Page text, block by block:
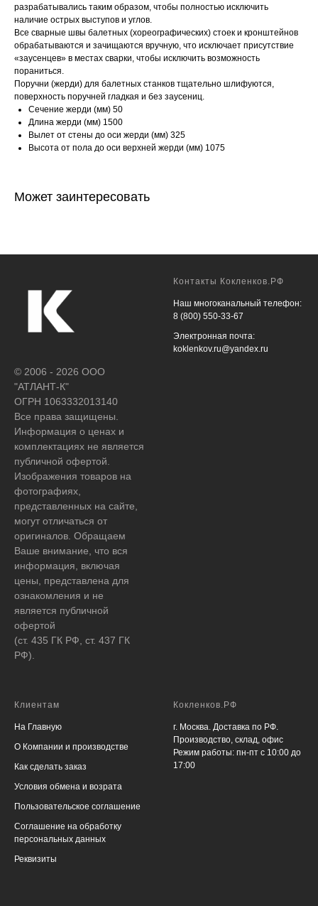
разрабатывались таким образом, чтобы полностью исключить
наличие острых выступов и углов.
Все сварные швы балетных (хореографических) стоек и кронштейнов
обрабатываются и зачищаются вручную, что исключает присутствие
«заусенцев» в местах сварки, чтобы исключить возможность
пораниться.
Поручни (жерди) для балетных станков тщательно шлифуются,
поверхность поручней гладкая и без заусениц.
Сечение жерди (мм) 50
Длина жерди (мм) 1500
Вылет от стены до оси жерди (мм) 325
Высота от пола до оси верхней жерди (мм) 1075
Может заинтересовать
© 2006 - 2026 ООО
"АТЛАНТ-К"
ОГРН 1063332013140
Все права защищены.
Информация о ценах и
комплектациях не является
публичной офертой.
Изображения товаров на
фотографиях,
представленных на сайте,
могут отличаться от
оригиналов. Обращаем
Ваше внимание, что вся
информация, включая
цены, представлена для
ознакомления и не
является публичной
офертой
(ст. 435 ГК РФ, ст. 437 ГК
РФ).
Контакты Кокленков.РФ
Наш многоканальный телефон:
8 (800) 550-33-67
Электронная почта:
koklenkov.ru@yandex.ru
Клиентам
На Главную
О Компании и производстве
Как сделать заказ
Условия обмена и возрата
Пользовательское соглашение
Соглашение на обработку
персональных данных
Реквизиты
Кокленков.РФ
г. Москва. Доставка по РФ.
Производство, склад, офис
Режим работы: пн-пт с 10:00 до
17:00